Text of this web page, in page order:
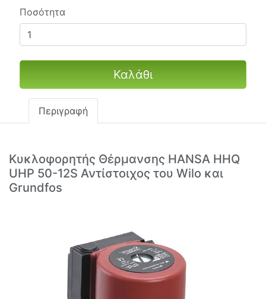
Ποσότητα
Καλάθι
Περιγραφή
Κυκλοφορητής Θέρμανσης HANSA HHQ
UHP 50-12S Αντίστοιχος του Wilo και
Grundfos